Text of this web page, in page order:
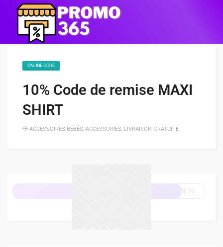
ONLINE CODE
10% Code de remise MAXI
SHIRT
ACCESSOIRES BÉBÉS, ACCESSORIES, LIVRAISON GRATUITE